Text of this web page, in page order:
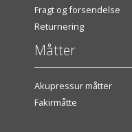
Fragt og forsendelse
Returnering
Måtter
Akupressur måtter
Fakirmåtte